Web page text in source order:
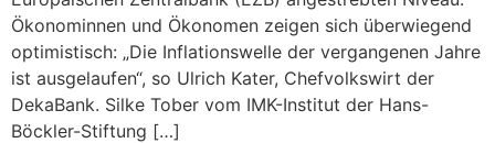
Ökonominnen und Ökonomen zeigen sich überwiegend
optimistisch: „Die Inflationswelle der vergangenen Jahre
ist ausgelaufen“, so Ulrich Kater, Chefvolkswirt der
DekaBank. Silke Tober vom IMK-Institut der Hans-
Böckler-Stiftung […]